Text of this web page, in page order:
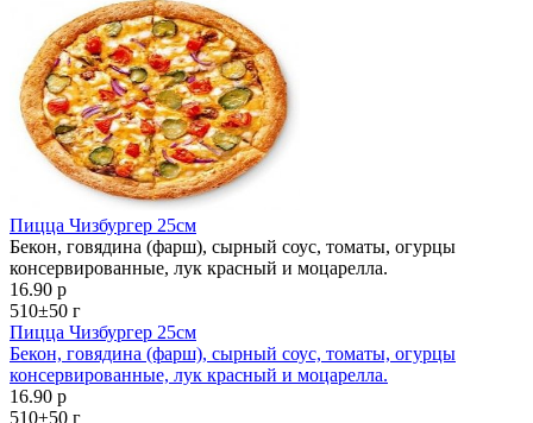
Пицца Чизбургер 25см
Бекон, говядина (фарш), сырный соус, томаты, огурцы
консервированные, лук красный и моцарелла.
16.90 р
510±50 г
Пицца Чизбургер 25см
Бекон, говядина (фарш), сырный соус, томаты, огурцы
консервированные, лук красный и моцарелла.
16.90 р
510±50 г